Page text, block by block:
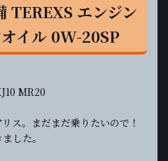
TEREXS エンジン
イル 0W-20SP
MR20
ス。まだまだ乗りたいので！
した。